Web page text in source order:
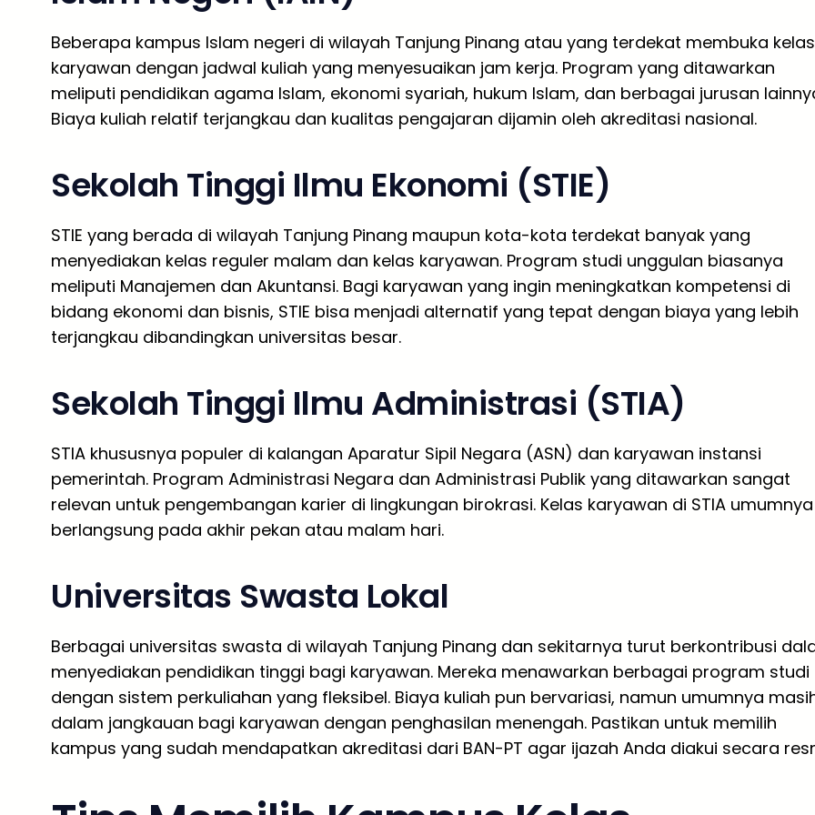
Beberapa kampus Islam negeri di wilayah Tanjung Pinang atau yang terdekat membuka kelas
karyawan dengan jadwal kuliah yang menyesuaikan jam kerja. Program yang ditawarkan
meliputi pendidikan agama Islam, ekonomi syariah, hukum Islam, dan berbagai jurusan
Biaya kuliah relatif terjangkau dan kualitas pengajaran dijamin oleh akreditasi nasional.
Sekolah Tinggi Ilmu Ekonomi (STIE)
STIE yang berada di wilayah Tanjung Pinang maupun kota-kota terdekat banyak yang
menyediakan kelas reguler malam dan kelas karyawan. Program studi unggulan biasanya
meliputi Manajemen dan Akuntansi. Bagi karyawan yang ingin meningkatkan kompetensi di
bidang ekonomi dan bisnis, STIE bisa menjadi alternatif yang tepat dengan biaya yang lebih
terjangkau dibandingkan universitas besar.
Sekolah Tinggi Ilmu Administrasi (STIA)
STIA khususnya populer di kalangan Aparatur Sipil Negara (ASN) dan karyawan instansi
pemerintah. Program Administrasi Negara dan Administrasi Publik yang ditawarkan sangat
relevan untuk pengembangan karier di lingkungan birokrasi. Kelas karyawan di STIA umumnya
berlangsung pada akhir pekan atau malam hari.
Universitas Swasta Lokal
Berbagai universitas swasta di wilayah Tanjung Pinang dan sekitarnya turut berkontribusi
menyediakan pendidikan tinggi bagi karyawan. Mereka menawarkan berbagai program studi
dengan sistem perkuliahan yang fleksibel. Biaya kuliah pun bervariasi, namun umumnya
dalam jangkauan bagi karyawan dengan penghasilan menengah. Pastikan untuk memilih
kampus yang sudah mendapatkan akreditasi dari BAN-PT agar ijazah Anda diakui secara